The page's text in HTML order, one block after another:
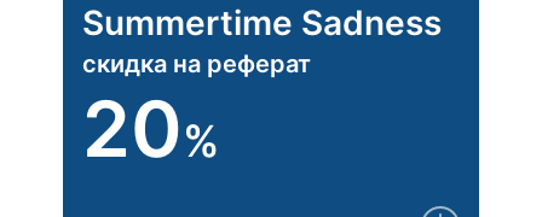
Summertime Sadness
скидка на реферат
20%